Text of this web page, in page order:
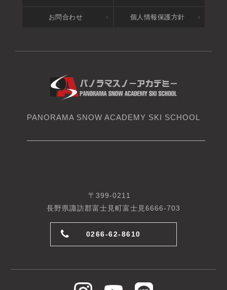
お問合わせ 個人情報保護方針
PANORAMA SNOW ACADEMY SKI SCHOOL
〒399-0211
長野県諏訪郡富士見町富士見6666-703
0266-62-8610